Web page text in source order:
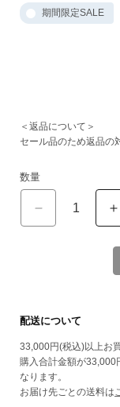
期間限定SALE
＜返品について＞
セール品のため返品の
数量
リ
セ
ッ
ト】
ORIBE
シ
ョ
ッ
ム
配送について
33,000円(税込)以上お
購入合計金額が33,000
なります。
お届け先ごとの送料は